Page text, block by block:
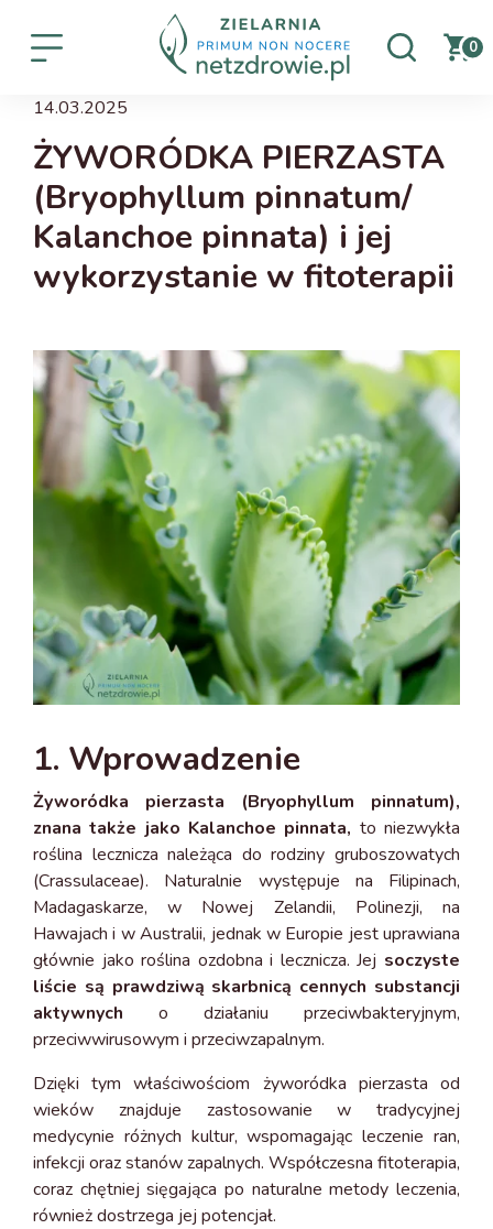
0
14.03.2025
ŻYWORÓDKA PIERZASTA
(Bryophyllum pinnatum/
Kalanchoe pinnata) i jej
wykorzystanie w fitoterapii
1. Wprowadzenie
Żyworódka pierzasta (Bryophyllum pinnatum),
znana także jako Kalanchoe pinnata, to niezwykła
roślina lecznicza należąca do rodziny gruboszowatych
(Crassulaceae). Naturalnie występuje na Filipinach,
Madagaskarze, w Nowej Zelandii, Polinezji, na
Hawajach i w Australii, jednak w Europie jest uprawiana
głównie jako roślina ozdobna i lecznicza. Jej soczyste
liście są prawdziwą skarbnicą cennych substancji
aktywnych o działaniu przeciwbakteryjnym,
przeciwwirusowym i przeciwzapalnym.
Dzięki tym właściwościom żyworódka pierzasta od
wieków znajduje zastosowanie w tradycyjnej
medycynie różnych kultur, wspomagając leczenie ran,
infekcji oraz stanów zapalnych. Współczesna fitoterapia,
coraz chętniej sięgająca po naturalne metody leczenia,
również dostrzega jej potencjał.